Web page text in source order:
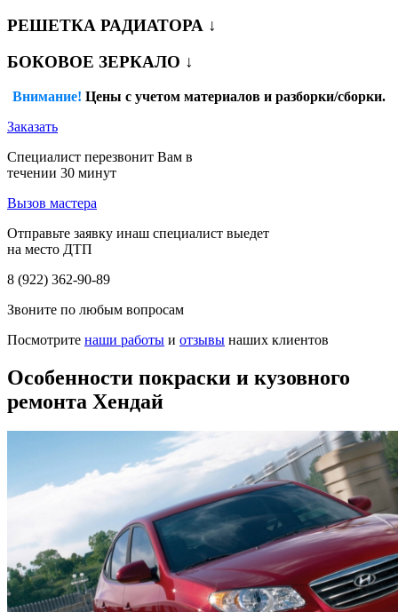
РЕШЕТКА РАДИАТОРА ↓
БОКОВОЕ ЗЕРКАЛО ↓
Внимание! Цены с учетом материалов и разборки/сборки.
Заказать
Специалист перезвонит Вам в
течении 30 минут
Вызов мастера
Отправьте заявку инаш специалист выедет
на место ДТП
8 (922) 362-90-89
Звоните по любым вопросам
Посмотрите наши работы и отзывы наших клиентов
Особенности покраски и кузовного
ремонта Хендай